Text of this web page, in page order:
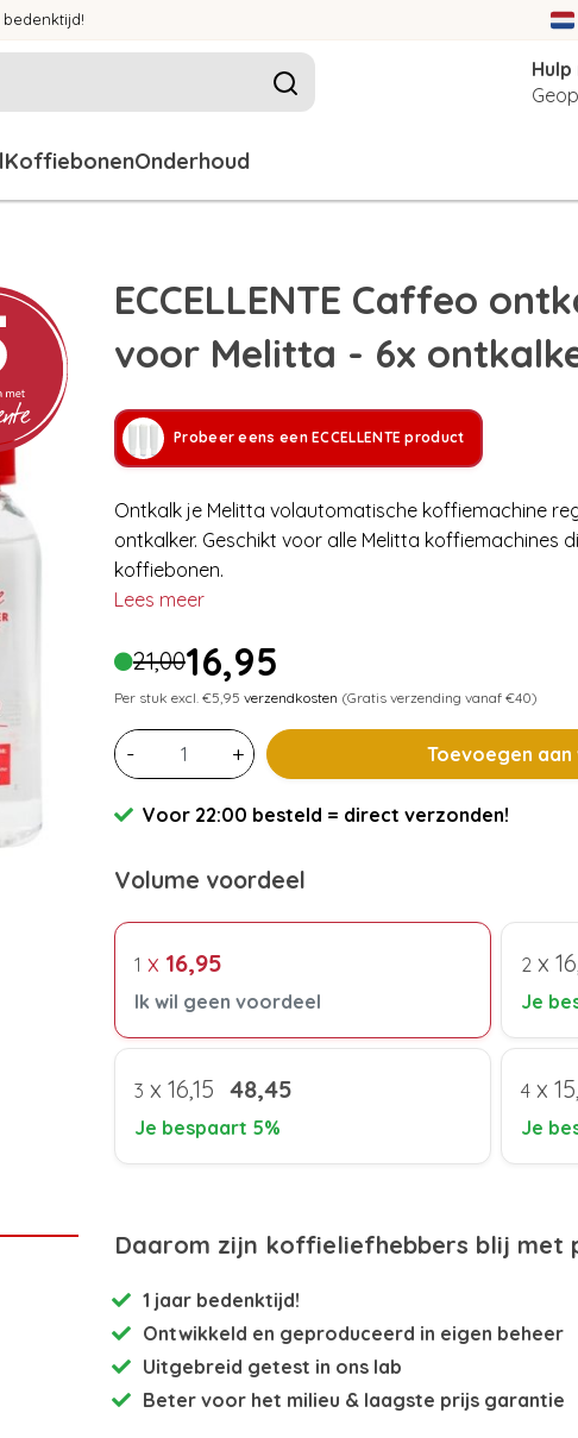
KoffiebonenOnderhoud
ECCELLENTE Caffeo
voor Melitta - 6x
Probeer eens een ECCELLENTE product
Ontkalk je Melitta volautomatische koffiemachine
ontkalker. Geschikt voor alle Melitta koffiemachines
koffiebonen.
Lees meer
21,0016,95
Per stuk excl. €5,95 verzendkosten (Gratis verzending vanaf €40)
- + Toevoegen aan
Voor 22:00 besteld = direct verzonden!
Volume voordeel
1 x 16,95
Ik wil geen voordeel
2 x
Je
3 x 16,15 48,45
Je bespaart 5%
4 x
Je
Daarom zijn koffieliefhebbers blij met
1 jaar bedenktijd!
Ontwikkeld en geproduceerd in eigen beheer
Uitgebreid getest in ons lab
Beter voor het milieu & laagste prijs garantie